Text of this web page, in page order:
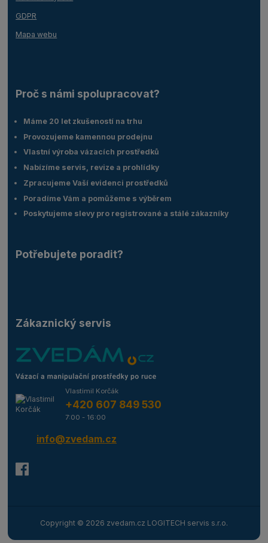
GDPR
Mapa webu
Proč s námi spolupracovat?
Máme 20 let zkušeností na trhu
Provozujeme kamennou prodejnu
Vlastní výroba vázacích prostředků
Nabízíme servis, revize a prohlídky
Zpracujeme Vaší evidenci prostředků
Poradíme Vám a pomůžeme s výběrem
Poskytujeme slevy pro registrované a stálé zákazníky
Potřebujete poradit?
Zákaznický servis
Vlastimil Korčák
+420 607 849 530
7:00 - 16:00
info@zvedam.cz
Copyright © 2026 zvedam.cz LOGITECH servis s.r.o.